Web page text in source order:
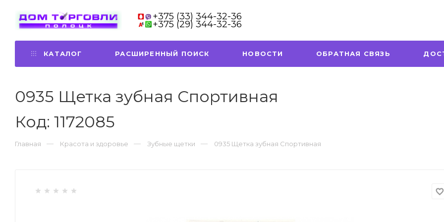
+375 (33) 344-32-36
+375 (29) 344-32-36
КАТАЛОГ РАСШИРЕННЫЙ ПОИСК НОВОСТИ ОБРАТНАЯ СВЯЗЬ
0935 Щетка зубная Спортивная
Код: 1172085
Главная Красота и здоровье Зубные щетки 0935 Щетка зубная Спортивная
favorite_border